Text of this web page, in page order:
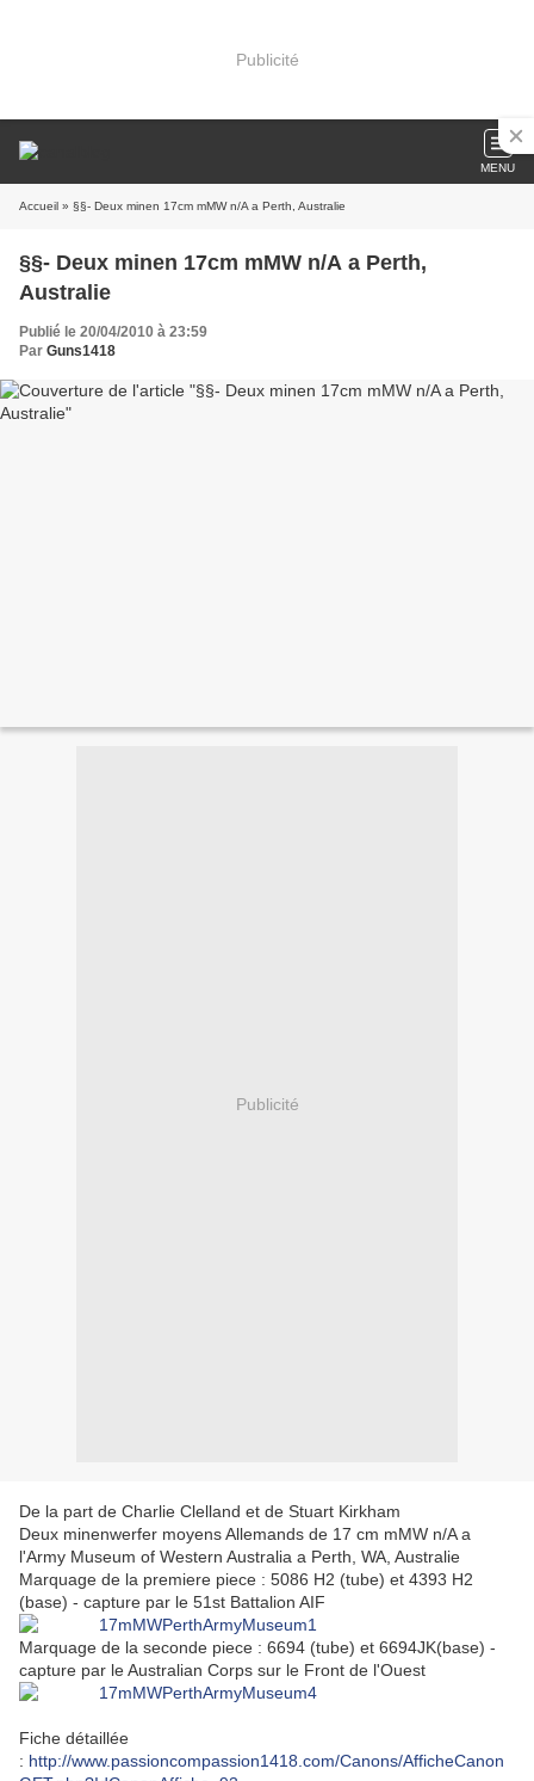
Publicité
MENU
Accueil » §§- Deux minen 17cm mMW n/A a Perth, Australie
§§- Deux minen 17cm mMW n/A a Perth,
Australie
Publié le 20/04/2010 à 23:59
Par Guns1418
Publicité
De la part de Charlie Clelland et de Stuart Kirkham
Deux minenwerfer moyens Allemands de 17 cm mMW n/A a
l'Army Museum of Western Australia a Perth, WA, Australie
Marquage de la premiere piece : 5086 H2 (tube) et 4393 H2
(base) - capture par le 51st Battalion AIF
Marquage de la seconde piece : 6694 (tube) et 6694JK(base) -
capture par le Australian Corps sur le Front de l'Ouest
Fiche détaillée
: http://www.passioncompassion1418.com/Canons/AfficheCanon